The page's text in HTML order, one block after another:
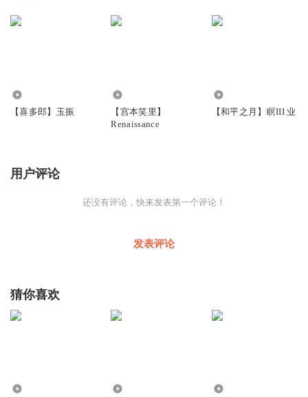
【喜多郎】玉振
【宫本笑里】
Renaissance
【和平之月】瞑III 业
用户评论
还没有评论，快来发表第一个评论！
发表评论
猜你喜欢